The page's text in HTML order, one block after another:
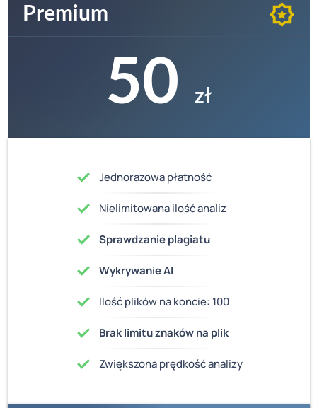
Premium
50 zł
Jednorazowa płatność
Nielimitowana ilość analiz
Sprawdzanie plagiatu
Wykrywanie AI
Ilość plików na koncie: 100
Brak limitu znaków na plik
Zwiększona prędkość analizy